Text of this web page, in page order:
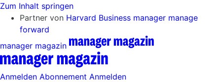
Zum Inhalt springen
Partner von Harvard Business manager manage
forward
manager magazin
Anmelden Abonnement Anmelden